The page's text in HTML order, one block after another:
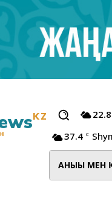
KZ 22.8
37.4 C
АНЫҒЫ МЕН